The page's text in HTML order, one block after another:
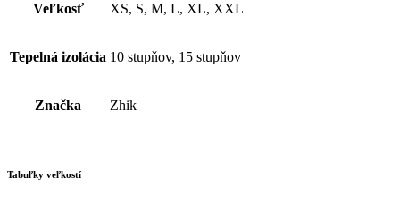
Veľkosť XS, S, M, L, XL, XXL
Tepelná izolácia 10 stupňov, 15 stupňov
Značka Zhik
Tabuľky veľkostí